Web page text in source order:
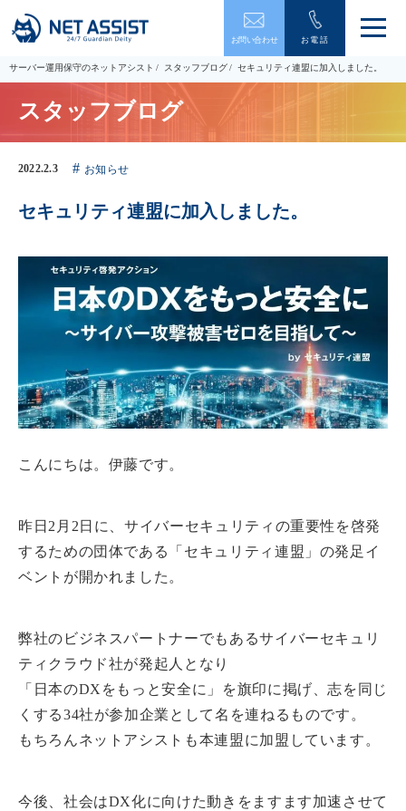
お問い合わせ お電話
メ
ー
閉
サーバー運用保守のネットアシスト スタッフブログ セキュリティ連盟に加入しました。
スタッフブログ
2022.2.3 お知らせ
セキュリティ連盟に加入しました。
こんにちは。伊藤です。
昨日2月2日に、サイバーセキュリティの重要性を啓発
するための団体である「セキュリティ連盟」の発足イ
ベントが開かれました。
弊社のビジネスパートナーでもあるサイバーセキュリ
ティクラウド社が発起人となり
「日本のDXをもっと安全に」を旗印に掲げ、志を同じ
くする34社が参加企業として名を連ねるものです。
もちろんネットアシストも本連盟に加盟しています。
今後、社会はDX化に向けた動きをますます加速させて